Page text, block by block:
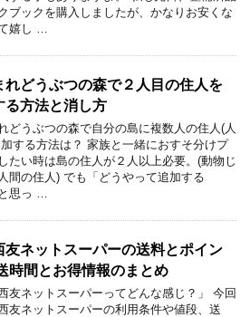
ブックを購入しましたが、かなりお安くな
嬉し …
れどうぶつの森で２人目の住人を
る方法と消し方
どうぶつの森で自分の島に複数人の住人(人
する方法は？ 家族と一緒におすそ分けプ
たい時は島の住人が２人以上必要。(動物じ
間の住人) でも「どうやって追加する
思っ …
友ネットスーパーの送料とポイン
時間とお得情報のまとめ
西友ネットスーパーってどんな感じ？」 今回
友ネットスーパーの利用条件や値段、送